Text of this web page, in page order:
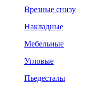
Врезные снизу
Накладные
Мебельные
Угловые
Пьедесталы